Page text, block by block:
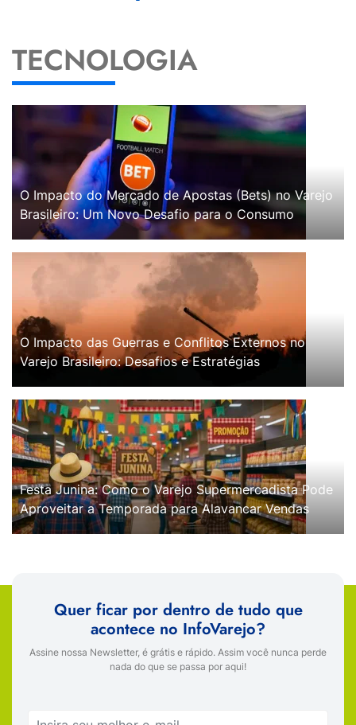
TECNOLOGIA
O Impacto do Mercado de Apostas (Bets) no Varejo
Brasileiro: Um Novo Desafio para o Consumo
O Impacto das Guerras e Conflitos Externos no
Varejo Brasileiro: Desafios e Estratégias
Festa Junina: Como o Varejo Supermercadista Pode
Aproveitar a Temporada para Alavancar Vendas
Quer ficar por dentro de tudo que
acontece no InfoVarejo?
Assine nossa Newsletter, é grátis e rápido. Assim você nunca perde
nada do que se passa por aqui!